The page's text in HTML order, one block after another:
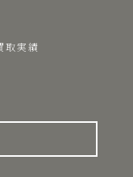
取実績